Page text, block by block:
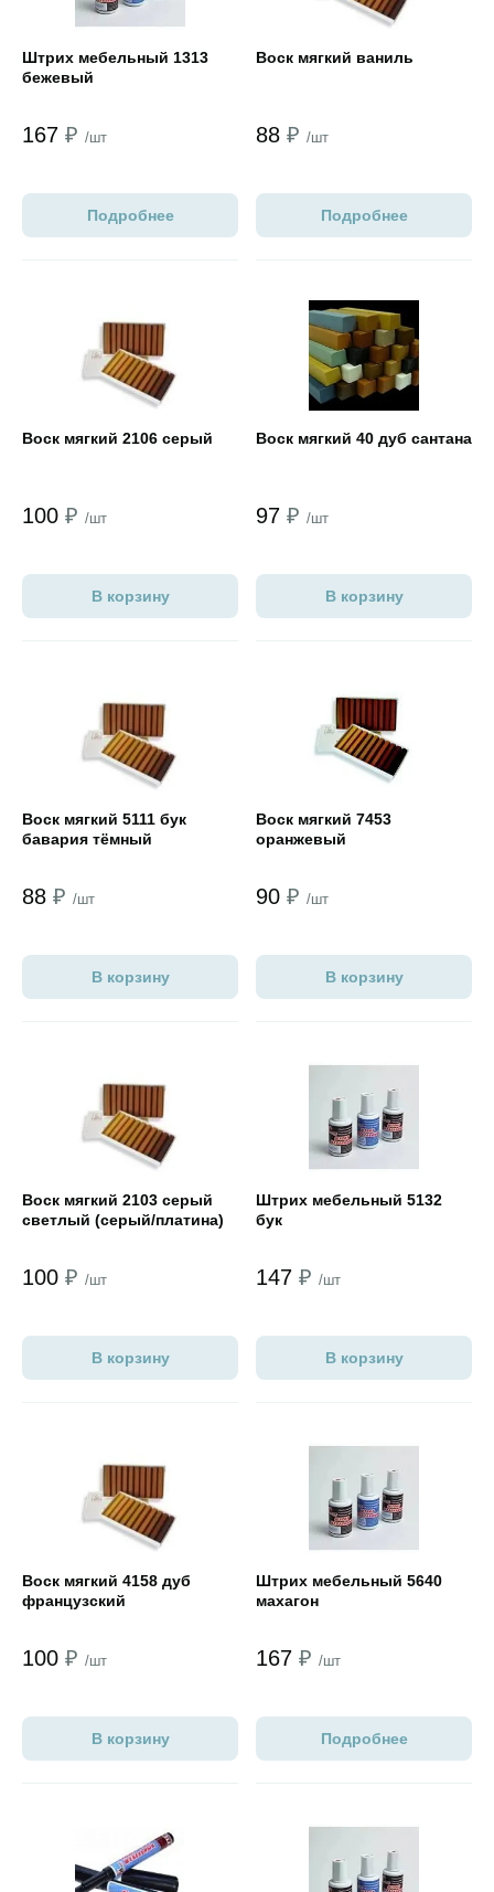
Штрих мебельный 1313
бежевый
167 ₽ /шт
Подробнее
Воск мягкий ваниль
88 ₽ /шт
Подробнее
Воск мягкий 2106 серый
100 ₽ /шт
В корзину
Воск мягкий 40 дуб сантана
97 ₽ /шт
Открыть товар
В корзину
Воск мягкий 5111 бук
бавария тёмный
88 ₽ /шт
В корзину
Воск мягкий 7453
оранжевый
90 ₽ /шт
В корзину
Воск мягкий 2103 серый
светлый (серый/платина)
100 ₽ /шт
В корзину
Штрих мебельный 5132
бук
147 ₽ /шт
Открыть товар
В корзину
Воск мягкий 4158 дуб
французский
100 ₽ /шт
В корзину
Штрих мебельный 5640
махагон
167 ₽ /шт
Открыть товар
Подробнее
Открыть товар